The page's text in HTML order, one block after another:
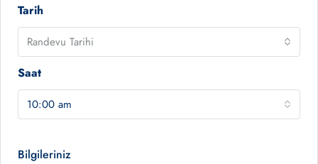
Tarih
Randevu Tarihi
Saat
10:00 am
Bilgileriniz